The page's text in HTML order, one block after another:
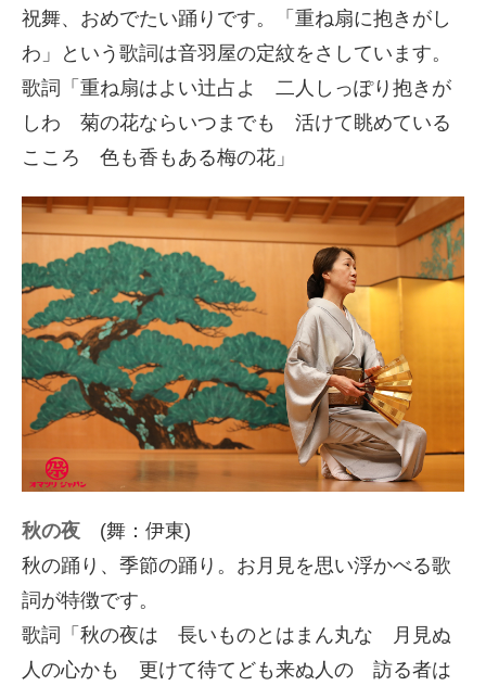
祝舞、おめでたい踊りです。「重ね扇に抱きがし
わ」という歌詞は音羽屋の定紋をさしています。
歌詞「重ね扇はよい辻占よ 二人しっぽり抱きが
しわ 菊の花ならいつまでも 活けて眺めている
こころ 色も香もある梅の花」
秋の夜 (舞：伊東)
秋の踊り、季節の踊り。お月見を思い浮かべる歌
詞が特徴です。
歌詞「秋の夜は 長いものとはまん丸な 月見ぬ
人の心かも 更けて待てども来ぬ人の 訪る者は